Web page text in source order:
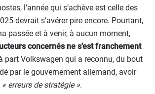
l’année qui s’achève est celle des
devrait s’avérer pire encore. Pourtant,
passée et à venir, à aucun moment,
concernés ne s’est franchement
part Volkswagen qui a reconnu, du bout
par le gouvernement allemand, avoir
« erreurs de stratégie ».